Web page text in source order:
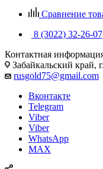
Сравнение
8 (3022) 32-26-07
Контактная
Забайкальский край,
rusgold75@gmail.com
Вконтакте
Telegram
Viber
Viber
WhatsApp
MAX